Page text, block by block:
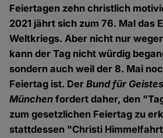
Feiertagen zehn christlich
2021 jährt sich zum 76. Mal das
Weltkriegs. Aber nicht nur
kann der Tag nicht würdig
sondern auch weil der 8. Mai
Feiertag ist. DerBund für
München fordert daher, den
zum gesetzlichen Feiertag zu
stattdessen "Christi